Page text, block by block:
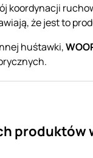
koordynacji
że jest to
huśtawki,
produktów